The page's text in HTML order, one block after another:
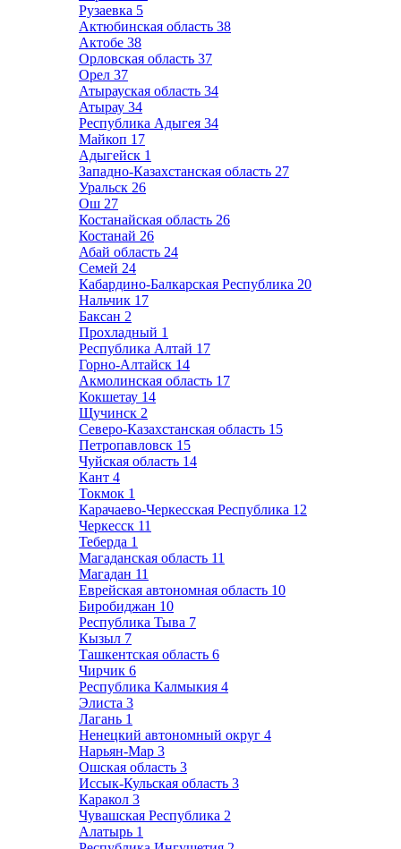
Рузаевка 5
Актюбинская область 38
Актобе 38
Орловская область 37
Орел 37
Атырауская область 34
Атырау 34
Республика Адыгея 34
Майкоп 17
Адыгейск 1
Западно-Казахстанская область 27
Уральск 26
Ош 27
Костанайская область 26
Костанай 26
Абай область 24
Семей 24
Кабардино-Балкарская Республика 20
Нальчик 17
Баксан 2
Прохладный 1
Республика Алтай 17
Горно-Алтайск 14
Акмолинская область 17
Кокшетау 14
Щучинск 2
Северо-Казахстанская область 15
Петропавловск 15
Чуйская область 14
Кант 4
Токмок 1
Карачаево-Черкесская Республика 12
Черкесск 11
Теберда 1
Магаданская область 11
Магадан 11
Еврейская автономная область 10
Биробиджан 10
Республика Тыва 7
Кызыл 7
Ташкентская область 6
Чирчик 6
Республика Калмыкия 4
Элиста 3
Лагань 1
Ненецкий автономный округ 4
Нарьян-Мар 3
Ошская область 3
Иссык-Кульская область 3
Каракол 3
Чувашская Республика 2
Алатырь 1